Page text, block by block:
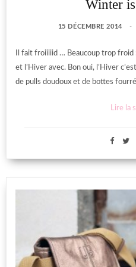
Winter
15 DÉCEMBRE 2014
Il fait froiiiiid … Beaucoup trop froid
et l’Hiver avec. Bon oui, l’Hiver
de pulls doudoux et de bottes
Lire la